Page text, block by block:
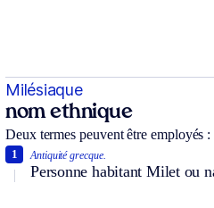
Milésiaque
nom ethnique
Deux termes peuvent être employés :
Antiquité grecque.
Personne habitant Milet ou
1